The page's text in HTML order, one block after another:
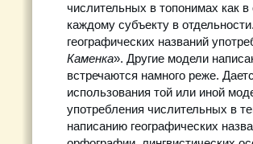
числительных в топонимах как
каждому субъекту в
географических названий
Каменка». Другие модели
встречаются намного реже.
использования той или иной
употребления числительных в
написанию географических